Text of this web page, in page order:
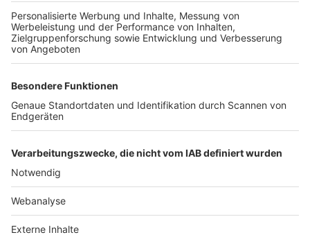
TOP-PARTNER
Nutzungsbedingungen Datenschutz Impressum